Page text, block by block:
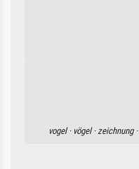
vogel · vögel ·zeichnung ·